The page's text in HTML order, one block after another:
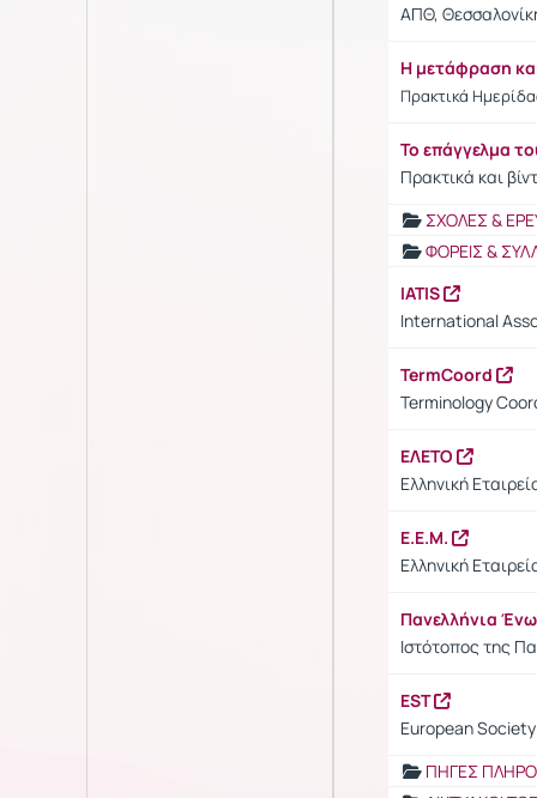
ΑΠΘ,
Η μετάφραση
Πρακτικά
Το επάγγελμα
Πρακτικά και
ΣΧΟΛΕΣ &
ΦΟΡΕΙΣ &
IATIS
International
TermCoord
Terminology
ΕΛΕΤΟ
Ελληνική
Ε.Ε.Μ.
Ελληνική
Πανελλήνια
Ιστότοπος της
EST
European
ΠΗΓΕΣ